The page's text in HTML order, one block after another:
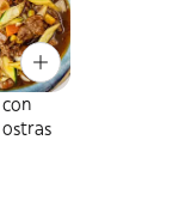
ostras